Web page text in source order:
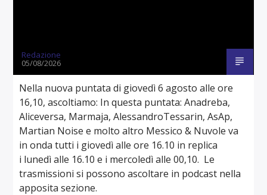
Redazione
05/08/2026
Nella nuova puntata di giovedì 6 agosto alle ore
16,10, ascoltiamo: In questa puntata: Anadreba,
Aliceversa, Marmaja, AlessandroTessarin, AsAp,
Martian Noise e molto altro Messico & Nuvole va
in onda tutti i giovedì alle ore 16.10 in replica
i lunedì alle 16.10 e i mercoledì alle 00,10. Le
trasmissioni si possono ascoltare in podcast nella
apposita sezione.